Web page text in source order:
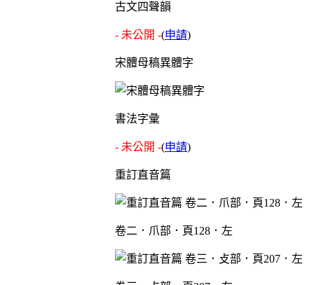
古文四聲韻
- 未公開 -(申請)
宋體母稿異體字
書法字彙
- 未公開 -(申請)
重訂直音篇
卷二．爪部．頁128．左